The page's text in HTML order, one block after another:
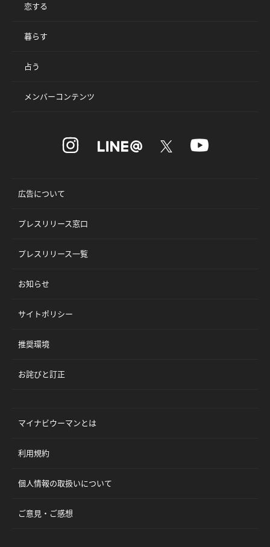
恋する
暮らす
占う
メンバーコンテンツ
広告について
プレスリリース窓口
プレスリリース一覧
お知らせ
サイトポリシー
推奨環境
お詫びと訂正
マイナビウーマンとは
利用規約
個人情報の取扱いについて
ご意見・ご感想